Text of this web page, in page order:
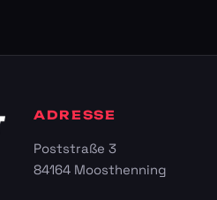
ADRESSE
Poststraße 3
84164 Moosthenning